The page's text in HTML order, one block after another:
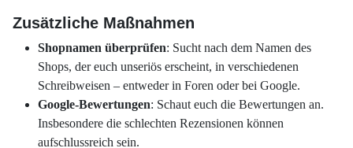
Zusätzliche Maßnahmen
Shopnamen überprüfen: Sucht nach dem Namen des
Shops, der euch unseriös erscheint, in verschiedenen
Schreibweisen – entweder in Foren oder bei Google.
Google-Bewertungen: Schaut euch die Bewertungen an.
Insbesondere die schlechten Rezensionen können
aufschlussreich sein.